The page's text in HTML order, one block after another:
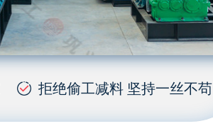
拒绝偷工减料 坚持一丝不苟